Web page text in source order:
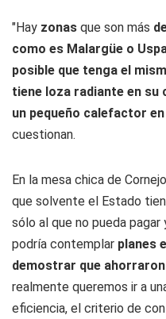
"Hay zonas que son más
como es Malargüe o
posible que tenga el
tiene loza radiante en su
un pequeño calefactor
cuestionan.
En la mesa chica de
que solvente el Estado
sólo al que no pueda
podría contemplar planes
demostrar que
realmente queremos ir a
eficiencia, el criterio de